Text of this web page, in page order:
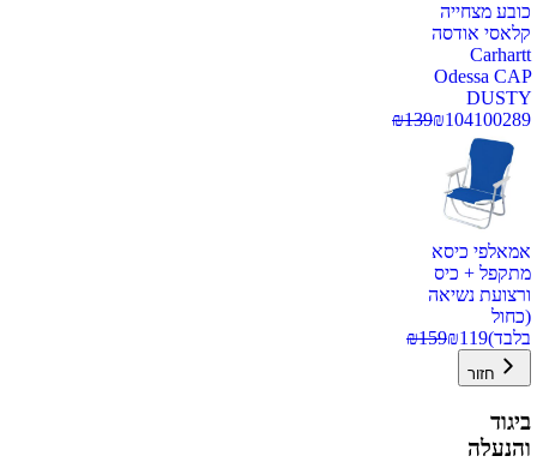
כובע מצחייה
קלאסי אודסה
Carhartt
Odessa CAP
DUSTY
100289
₪104
₪139
אמאלפי כיסא
מתקפל + כיס
ורצועת נשיאה
(כחול
בלבד)
₪119
₪159
חזור
ביגוד
והנעלה